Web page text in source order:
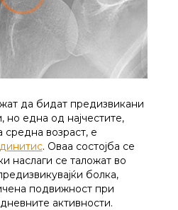
да бидат предизвикани
но една од најчестите,
средна возраст, е
. Оваа состојба се
наслаги се таложат во
болка,
подвижност при
активности.